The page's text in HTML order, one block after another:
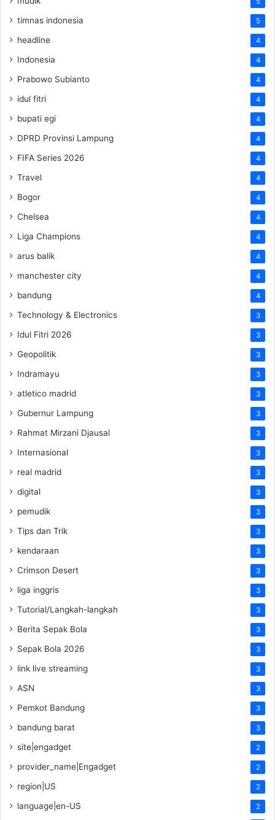
timnas indonesia 5
headline 4
Indonesia 4
Prabowo Subianto 4
idul fitri 4
bupati egi 4
DPRD Provinsi Lampung 4
FIFA Series 2026 4
Travel 4
Bogor 4
Chelsea 4
Liga Champions 4
arus balik 4
manchester city 4
bandung 4
Technology & Electronics 3
Idul Fitri 2026 3
Geopolitik 3
Indramayu 3
atletico madrid 3
Gubernur Lampung 3
Rahmat Mirzani Djausal 3
Internasional 3
real madrid 3
digital 3
pemudik 3
Tips dan Trik 3
kendaraan 3
Crimson Desert 3
liga inggris 3
Tutorial/Langkah-langkah 3
Berita Sepak Bola 3
Sepak Bola 2026 3
link live streaming 3
ASN 3
Pemkot Bandung 3
bandung barat 3
site|engadget 2
provider_name|Engadget 2
region|US 2
language|en-US 2